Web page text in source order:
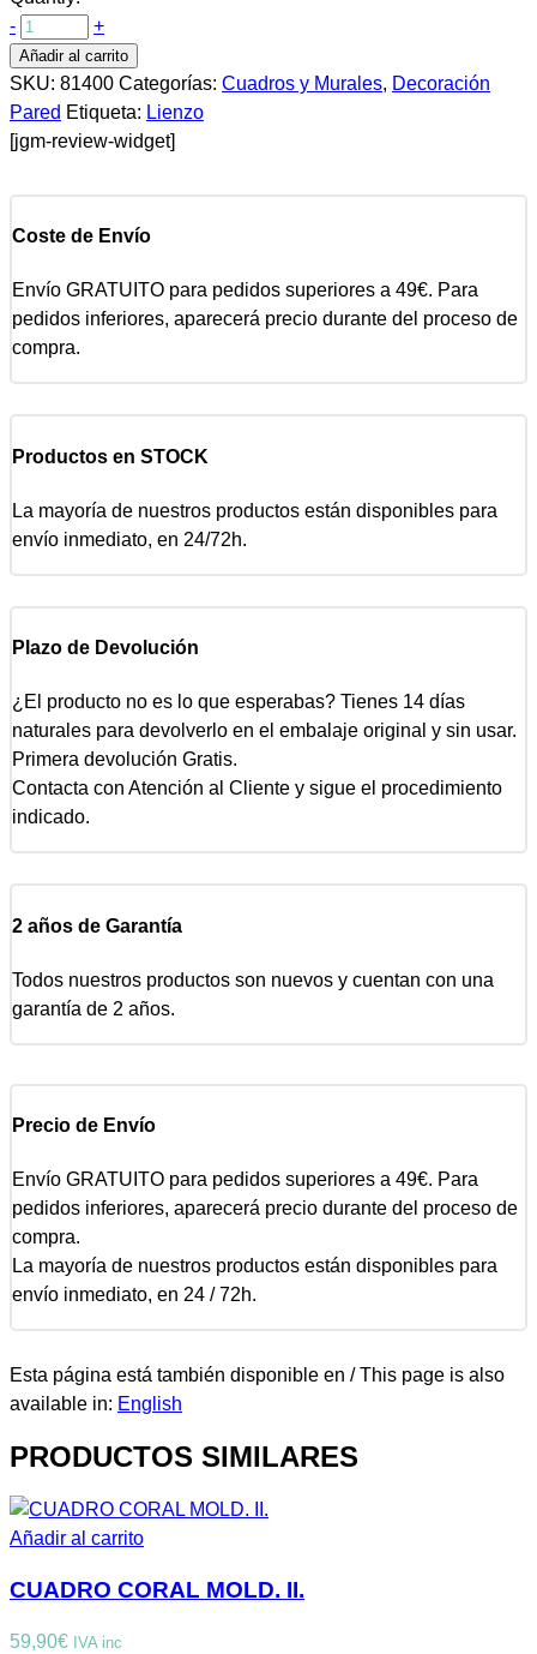
-
+
Añadir al carrito
SKU: 81400 Categorías: Cuadros y Murales, Decoración
Pared Etiqueta: Lienzo
[jgm-review-widget]
Coste de Envío
Envío GRATUITO para pedidos superiores a 49€. Para
pedidos inferiores, aparecerá precio durante del proceso de
compra.
Productos en STOCK
La mayoría de nuestros productos están disponibles para
envío inmediato, en 24/72h.
Plazo de Devolución
¿El producto no es lo que esperabas? Tienes 14 días
naturales para devolverlo en el embalaje original y sin usar.
Primera devolución Gratis.
Contacta con Atención al Cliente y sigue el procedimiento
indicado.
2 años de Garantía
Todos nuestros productos son nuevos y cuentan con una
garantía de 2 años.
Precio de Envío
Envío GRATUITO para pedidos superiores a 49€. Para
pedidos inferiores, aparecerá precio durante del proceso de
compra.
La mayoría de nuestros productos están disponibles para
envío inmediato, en 24 / 72h.
Esta página está también disponible en / This page is also
available in: English
PRODUCTOS SIMILARES
Añadir al carrito
CUADRO CORAL MOLD. II.
59,90€ IVA inc